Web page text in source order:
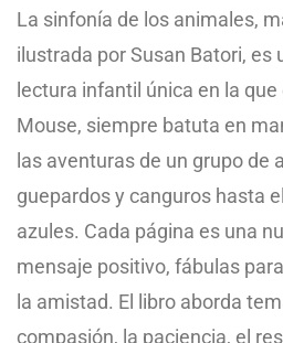
La sinfonía de los animales,
ilustrada por Susan Batori, es
lectura infantil única en la
Mouse, siempre batuta en
las aventuras de un grupo de
guepardos y canguros hasta
azules. Cada página es una
mensaje positivo, fábulas
la amistad. El libro aborda
compasión, la paciencia, el